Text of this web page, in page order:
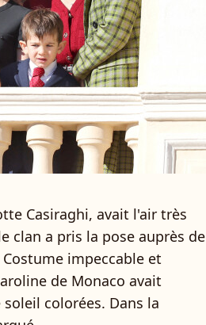
Casiraghi, avait l'air très
clan a pris la pose auprès de
impeccable et
de Monaco avait
colorées. Dans la